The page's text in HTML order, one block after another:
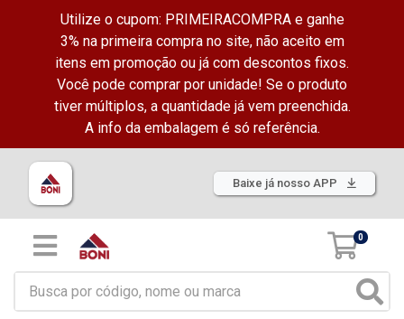
Utilize o cupom: PRIMEIRACOMPRA e ganhe
3% na primeira compra no site, não aceito em
itens em promoção ou já com descontos fixos.
Você pode comprar por unidade! Se o produto
tiver múltiplos, a quantidade já vem preenchida.
A info da embalagem é só referência.
Baixe já nosso APP
0